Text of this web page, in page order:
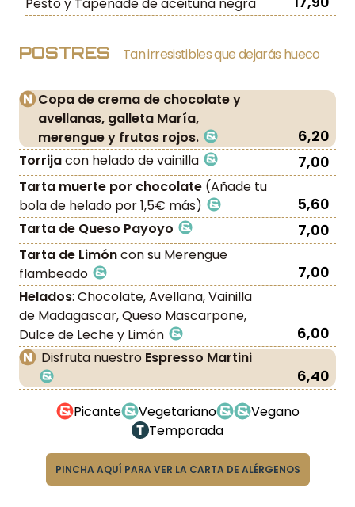
POSTRES Tan irresistibles que dejarás hueco
Copa de crema de chocolate y
avellanas, galleta María,
merengue y frutos rojos.
6,20
Torrijacon helado de vainilla 7,00
Tarta muerte por chocolate (Añade tu
bola de helado por 1,5€ más)
5,60
Tarta de Queso Payoyo 7,00
Tarta de Limóncon su Merengue
flambeado
7,00
Helados: Chocolate, Avellana, Vainilla
de Madagascar, Queso Mascarpone,
Dulce de Leche y Limón
6,00
Disfruta nuestro Espresso Martini
6,40
Picante Vegetariano
Vegano
Temporada
PINCHA AQUÍ PARA VER LA CARTA DE ALÉRGENOS